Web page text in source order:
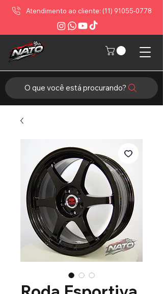
O que você está procurando?
Atendimento ao cliente: (11) 91055-0778